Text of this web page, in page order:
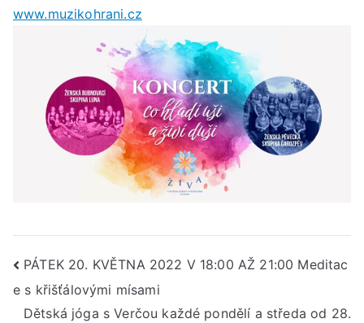
www.muzikohrani.cz
Navigace
pro
PÁTEK 20. KVĚTNA 2022 V 18:00 AŽ 21:00 Meditac
e s křišťálovými mísami
Dětská jóga s Verčou každé pondělí a středa od 28.